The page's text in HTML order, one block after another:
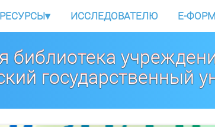
РЕСУРСЫ▾ ИССЛЕДОВАТЕЛЮ E-
библиотека
государственный